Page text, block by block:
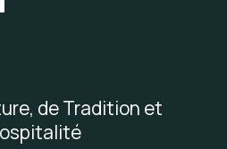
de Tradition et